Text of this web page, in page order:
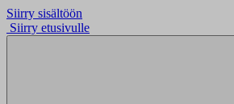
Siirry sisältöön
Siirry etusivulle